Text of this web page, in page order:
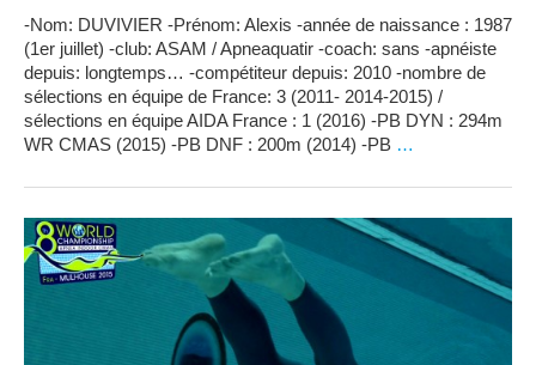
-Nom: DUVIVIER -Prénom: Alexis -année de naissance : 1987
(1er juillet) -club: ASAM / Apneaquatir -coach: sans -apnéiste
depuis: longtemps… -compétiteur depuis: 2010 -nombre de
sélections en équipe de France: 3 (2011- 2014-2015) /
sélections en équipe AIDA France : 1 (2016) -PB DYN : 294m
WR CMAS (2015) -PB DNF : 200m (2014) -PB …